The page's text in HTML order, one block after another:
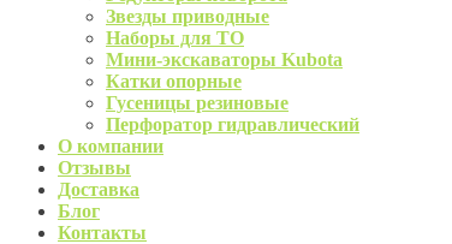
Звезды приводные
Наборы для ТО
Мини-экскаваторы Kubota
Катки опорные
Гусеницы резиновые
Перфоратор гидравлический
О компании
Отзывы
Доставка
Блог
Контакты